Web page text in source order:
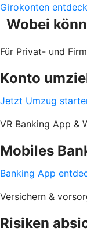
Girokonten
Wobei
Für Privat- und
Konto
Jetzt Umzug
VR Banking App &
Mobiles
Banking App
Versichern &
Risiken